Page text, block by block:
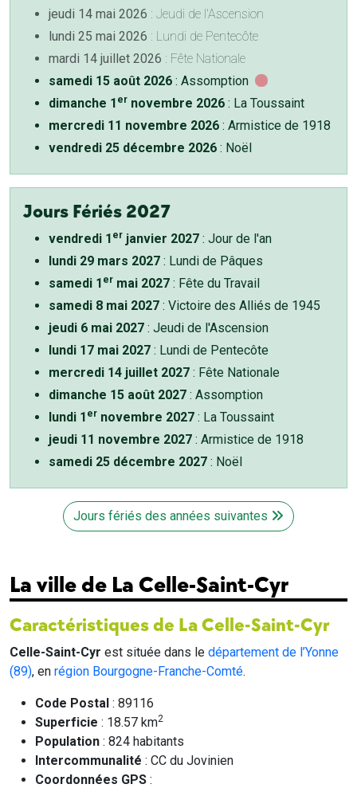
jeudi 14 mai 2026 : Jeudi de l'Ascension
lundi 25 mai 2026 : Lundi de Pentecôte
mardi 14 juillet 2026 : Fête Nationale
samedi 15 août 2026 : Assomption
dimanche 1 er novembre 2026 : La Toussaint
mercredi 11 novembre 2026 : Armistice de 1918
vendredi 25 décembre 2026 : Noël
Jours Fériés 2027
vendredi 1 er janvier 2027 : Jour de l'an
lundi 29 mars 2027 : Lundi de Pâques
samedi 1 er mai 2027 : Fête du Travail
samedi 8 mai 2027 : Victoire des Alliés de 1945
jeudi 6 mai 2027 : Jeudi de l'Ascension
lundi 17 mai 2027 : Lundi de Pentecôte
mercredi 14 juillet 2027 : Fête Nationale
dimanche 15 août 2027 : Assomption
lundi 1 er novembre 2027 : La Toussaint
jeudi 11 novembre 2027 : Armistice de 1918
samedi 25 décembre 2027 : Noël
Jours fériés des années suivantes
La ville de La Celle-Saint-Cyr
Caractéristiques de La Celle-Saint-Cyr
Celle-Saint-Cyr est située dans le département de l’Yonne
(89), en région Bourgogne-Franche-Comté.
Code Postal : 89116
Superficie : 18.57 km2
Population : 824 habitants
Intercommunalité : CC du Jovinien
Coordonnées GPS :